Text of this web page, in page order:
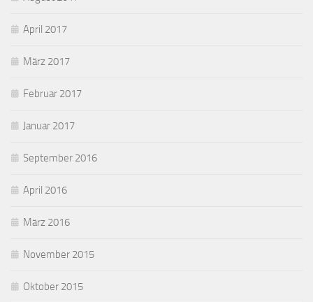
April 2017
März 2017
Februar 2017
Januar 2017
September 2016
April 2016
März 2016
November 2015
Oktober 2015